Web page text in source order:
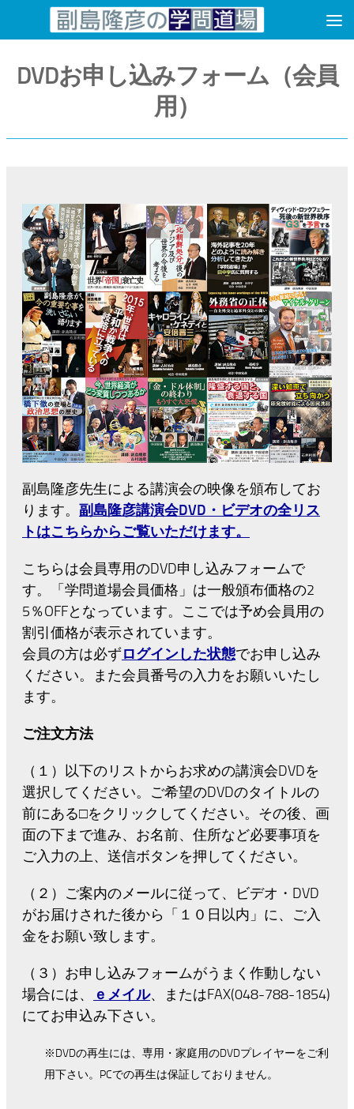
コンテンツへスキップ
DVDお申し込みフォーム（会員
用）
副島隆彦先生による講演会の映像を頒布してお
ります。 副島隆彦講演会DVD・ビデオの全リス
トはこちらからご覧いただけます。
こちらは会員専用のDVD申し込みフォームで
す。「学問道場会員価格」は一般頒布価格の2
5％OFFとなっています。ここでは予め会員用の
割引価格が表示されています。
会員の方は必ずログインした状態でお申し込み
ください。また会員番号の入力をお願いいたし
ます。
ご注文方法
（１）以下のリストからお求めの講演会DVDを
選択してください。ご希望のDVDのタイトルの
前にある□をクリックしてください。その後、画
面の下まで進み、お名前、住所など必要事項を
ご入力の上、送信ボタンを押してください。
（２）ご案内のメールに従って、ビデオ・DVD
がお届けされた後から「１０日以内」に、ご入
金をお願い致します。
（３）お申し込みフォームがうまく作動しない
場合には、
ｅメイル、またはFAX(048-788-1854)
にてお申込み下さい。
※DVDの再生には、専用・家庭用のDVDプレイヤーをご利
用下さい。PCでの再生は保証しておりません。